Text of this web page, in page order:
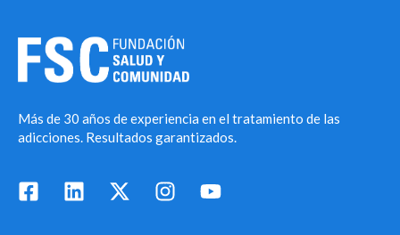
Más de 30 años de experiencia en el tratamiento de las
adicciones. Resultados garantizados.